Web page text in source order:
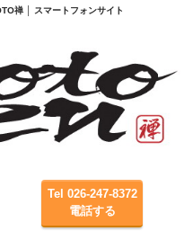
禅 │ スマートフォンサイト
Tel 026-247-8372
電話する